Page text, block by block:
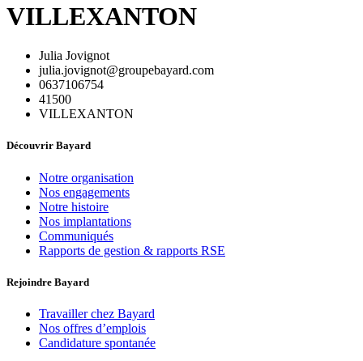
VILLEXANTON
Julia Jovignot
julia.jovignot@groupebayard.com
0637106754
41500
VILLEXANTON
Découvrir Bayard
Notre organisation
Nos engagements
Notre histoire
Nos implantations
Communiqués
Rapports de gestion & rapports RSE
Rejoindre Bayard
Travailler chez Bayard
Nos offres d’emplois
Candidature spontanée